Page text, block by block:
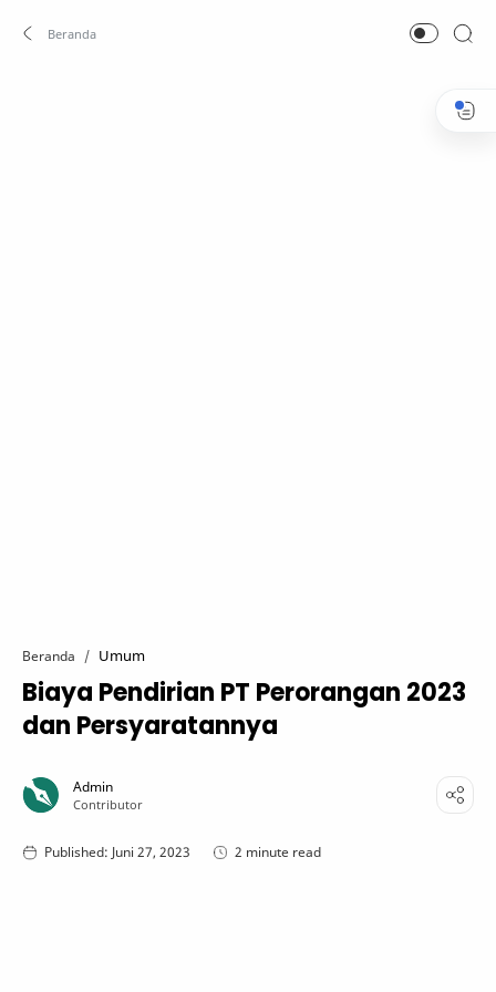
Beranda Umum
Biaya Pendirian PT Perorangan 2023
dan Persyaratannya
2 minute read